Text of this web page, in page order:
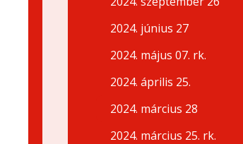
2024. június 27
2024. május 07. rk.
2024. április 25.
2024. március 28
2024. március 25. rk.